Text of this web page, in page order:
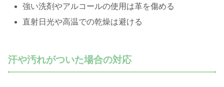
強い洗剤やアルコールの使用は革を傷める
直射日光や高温での乾燥は避ける
汗や汚れがついた場合の対応